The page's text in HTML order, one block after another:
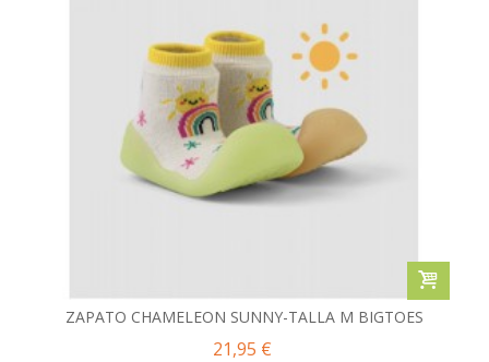
ZAPATO CHAMELEON SUNNY-TALLA M BIGTOES
21,95 €